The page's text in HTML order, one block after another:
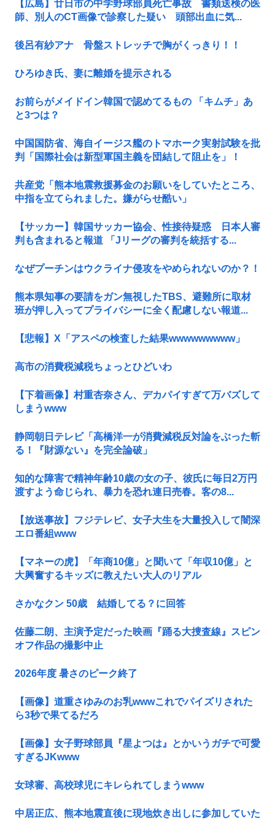
【広島】廿日市の中学野球部員死亡事故 書類送検の医
師、別人のCT画像で診察した疑い 頭部出血に気...
後呂有紗アナ 骨盤ストレッチで胸がくっきり！！
ひろゆき氏、妻に離婚を提示される
お前らがメイドイン韓国で認めてるもの 「キムチ」あ
と3つは？
中国国防省、海自イージス艦のトマホーク実射試験を批
判「国際社会は新型軍国主義を団結して阻止を」！
共産党「熊本地震救援募金のお願いをしていたところ、
中指を立てられました。嫌がらせ酷い」
【サッカー】韓国サッカー協会、性接待疑惑 日本人審
判も含まれると報道 「Jリーグの審判を統括する...
なぜプーチンはウクライナ侵攻をやめられないのか？！
熊本県知事の要請をガン無視したTBS、避難所に取材
班が押し入ってプライバシーに全く配慮しない報道...
【悲報】X「アスペの検査した結果wwwwwwwww」
高市の消費税減税ちょっとひどいわ
【下着画像】村重杏奈さん、デカパイすぎて万バズして
しまうwww
静岡朝日テレビ「高橋洋一が消費減税反対論をぶった斬
る！『財源ない』を完全論破」
知的な障害で精神年齢10歳の女の子、彼氏に毎日2万円
渡すよう命じられ、暴力を恐れ連日売春。客の8...
【放送事故】フジテレビ、女子大生を大量投入して闇深
エロ番組www
【マネーの虎】「年商10億」と聞いて「年収10億」と
大興奮するキッズに教えたい大人のリアル
さかなクン 50歳 結婚してる？に回答
佐藤二朗、主演予定だった映画『踊る大捜査線』スピン
オフ作品の撮影中止
2026年度 暑さのピーク終了
【画像】道重さゆみのお乳wwwこれでパイズリされた
ら3秒で果てるだろ
【画像】女子野球部員『星よつは』とかいうガチで可愛
すぎるJKwww
女球審、高校球児にキレられてしまうwww
中居正広、熊本地震直後に現地炊き出しに参加していた